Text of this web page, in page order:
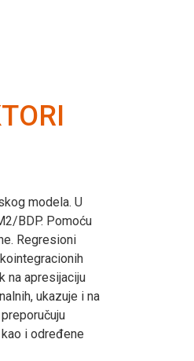
modela. U
BDP. Pomoću
Regresioni
na apresijaciju
ukazuje i na
i određene